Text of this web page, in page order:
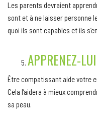
Les parents devraient
sont et à ne laisser personne
quoi ils sont capables et ils
APPRENEZ-
Être compatissant aide votre
Cela l’aidera à mieux
sa peau.